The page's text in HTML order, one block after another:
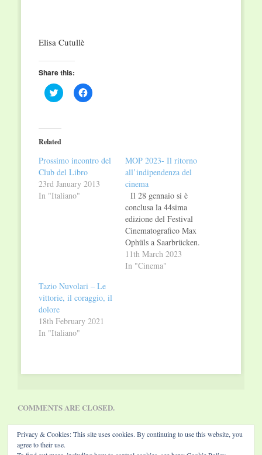
Elisa Cutullè
Share this:
Click
to
(Opens
in
new
Click
to
Related
Prossimo incontro del
Club del Libro
23rd January 2013
In "Italiano"
MOP 2023- Il ritorno
all’indipendenza del
cinema
Il 28 gennaio si è
conclusa la 44sima
edizione del Festival
Cinematografico Max
Ophüls a Saarbrücken.
Gli organizzatori sono
estremamente
11th March 2023
In "Cinema"
Tazio Nuvolari – Le
vittorie, il coraggio, il
dolore
18th February 2021
In "Italiano"
COMMENTS ARE CLOSED.
Privacy & Cookies: This site uses cookies. By continuing to use this website, you
agree to their use.